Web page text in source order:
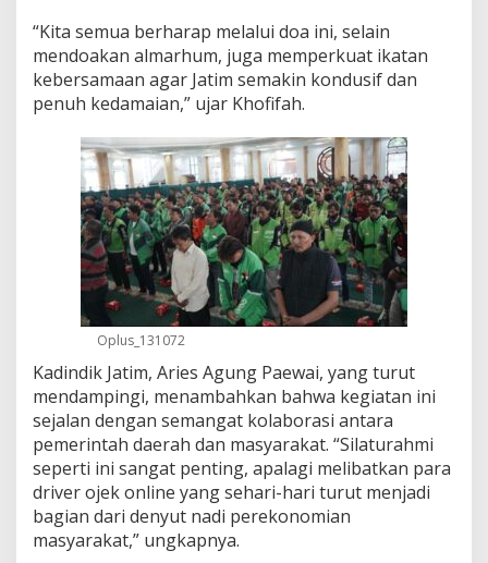
s
a
m
a
r
i
v
e
r
O
j
e
k
O
n
i
n
e
d
i
S
u
r
a
b
“Kita semua berharap melalui doa ini, selain
mendoakan almarhum, juga memperkuat ikatan
kebersamaan agar Jatim semakin kondusif dan
penuh kedamaian,” ujar Khofifah.
Oplus_131072
Kadindik Jatim, Aries Agung Paewai, yang turut
mendampingi, menambahkan bahwa kegiatan ini
sejalan dengan semangat kolaborasi antara
pemerintah daerah dan masyarakat. “Silaturahmi
seperti ini sangat penting, apalagi melibatkan para
driver ojek online yang sehari-hari turut menjadi
bagian dari denyut nadi perekonomian
masyarakat,” ungkapnya.